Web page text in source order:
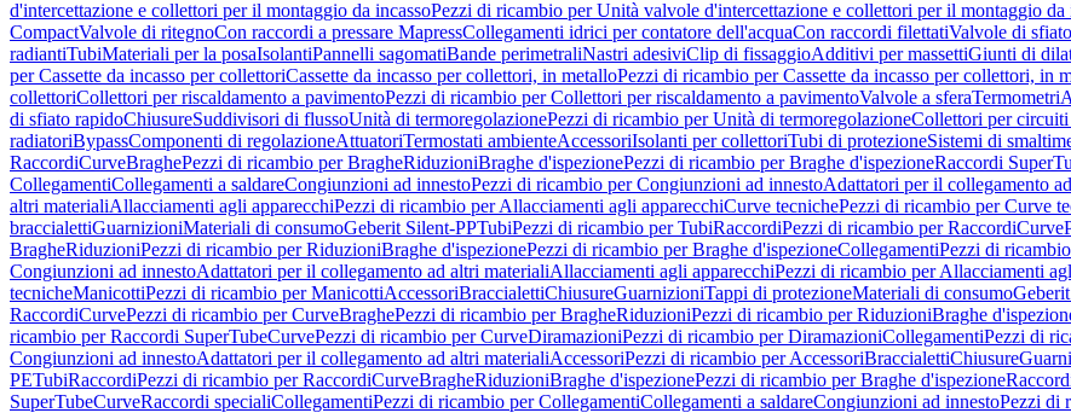
d'intercettazione e collettori per il montaggio da incassoPezzi di ricambio per Unità valvole d'intercettazione e collettori per il montaggio da
CompactValvole di ritegnoCon raccordi a pressare MapressCollegamenti idrici per contatore dell'acquaCon raccordi filettatiValvole di
radiantiTubiMateriali per la posaIsolantiPannelli sagomatiBande perimetraliNastri adesiviClip di fissaggioAdditivi per massettiGiunti di
per Cassette da incasso per collettoriCassette da incasso per collettori, in metalloPezzi di ricambio per Cassette da incasso per collettori, in
collettoriCollettori per riscaldamento a pavimentoPezzi di ricambio per Collettori per riscaldamento a pavimentoValvole a sferaTermometri
di sfiato rapidoChiusureSuddivisori di flussoUnità di termoregolazionePezzi di ricambio per Unità di termoregolazioneCollettori per
radiatoriBypassComponenti di regolazioneAttuatoriTermostati ambienteAccessoriIsolanti per collettoriTubi di protezioneSistemi di
RaccordiCurveBraghePezzi di ricambio per BragheRiduzioniBraghe d'ispezionePezzi di ricambio per Braghe d'ispezioneRaccordi
CollegamentiCollegamenti a saldareCongiunzioni ad innestoPezzi di ricambio per Congiunzioni ad innestoAdattatori per il collegamento
altri materialiAllacciamenti agli apparecchiPezzi di ricambio per Allacciamenti agli apparecchiCurve tecnichePezzi di ricambio per Curve
braccialettiGuarnizioniMateriali di consumoGeberit Silent-PPTubiPezzi di ricambio per TubiRaccordiPezzi di ricambio per RaccordiCurve
BragheRiduzioniPezzi di ricambio per RiduzioniBraghe d'ispezionePezzi di ricambio per Braghe d'ispezioneCollegamentiPezzi di
Congiunzioni ad innestoAdattatori per il collegamento ad altri materialiAllacciamenti agli apparecchiPezzi di ricambio per Allacciamenti
tecnicheManicottiPezzi di ricambio per ManicottiAccessoriBraccialettiChiusureGuarnizioniTappi di protezioneMateriali di consumo
RaccordiCurvePezzi di ricambio per CurveBraghePezzi di ricambio per BragheRiduzioniPezzi di ricambio per RiduzioniBraghe
ricambio per Raccordi SuperTubeCurvePezzi di ricambio per CurveDiramazioniPezzi di ricambio per DiramazioniCollegamentiPezzi di
Congiunzioni ad innestoAdattatori per il collegamento ad altri materialiAccessoriPezzi di ricambio per AccessoriBraccialettiChiusure
PETubiRaccordiPezzi di ricambio per RaccordiCurveBragheRiduzioniBraghe d'ispezionePezzi di ricambio per Braghe d'ispezione
SuperTubeCurveRaccordi specialiCollegamentiPezzi di ricambio per CollegamentiCollegamenti a saldareCongiunzioni ad innestoPezzi di